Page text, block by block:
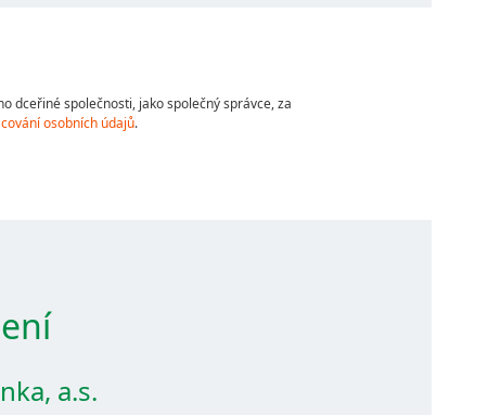
dceřiné společnosti, jako společný správce, za
osobních údajů.
a.s.